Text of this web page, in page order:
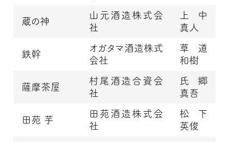
蔵の神
山元酒造株式会
社
上中
真人
鉄幹
オガタマ酒造株式
会社
草道
和樹
薩摩茶屋
村尾酒造合資会
社
氏郷
真吾
田苑 芋
田苑酒造株式会
社
松下
英俊